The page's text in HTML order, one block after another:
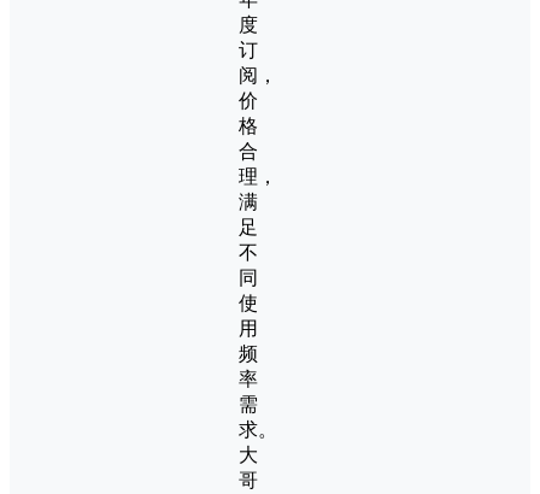
度
订
阅，
价
格
合
理，
满
足
不
同
使
用
频
率
需
求。
大
哥